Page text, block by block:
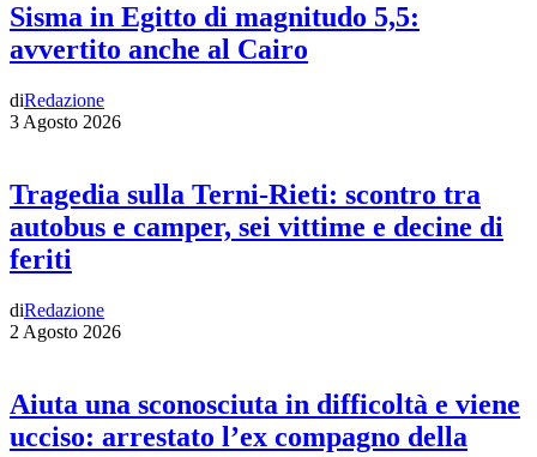
Sisma in Egitto di magnitudo 5,5:
avvertito anche al Cairo
diRedazione
3 Agosto 2026
Tragedia sulla Terni-Rieti: scontro tra
autobus e camper, sei vittime e decine di
feriti
diRedazione
2 Agosto 2026
Aiuta una sconosciuta in difficoltà e viene
ucciso: arrestato l’ex compagno della